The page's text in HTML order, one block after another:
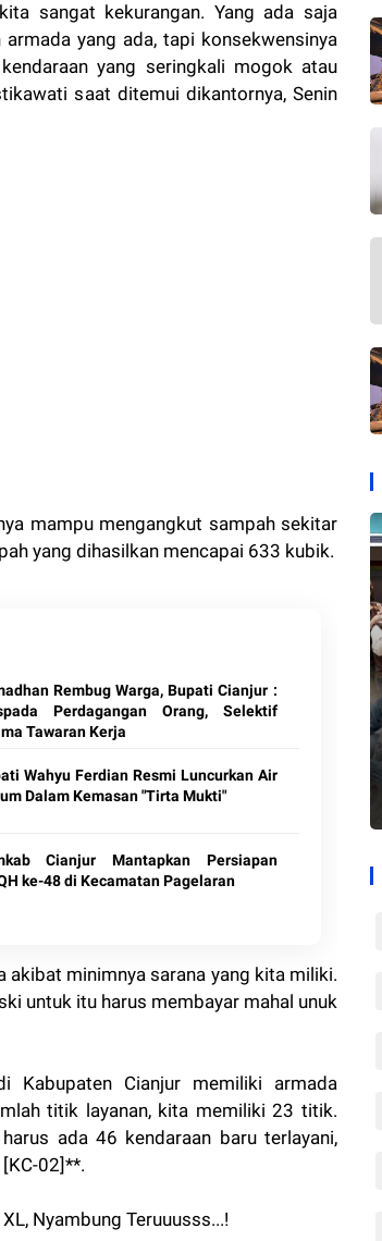
sangat kekurangan. Yang ada saja
yang ada, tapi konsekwensinya
yang seringkali mogok atau
saat ditemui dikantornya, Senin
mampu mengangkut sampah sekitar
yang dihasilkan mencapai 633 kubik.
Rembug Warga, Bupati Cianjur :
Perdagangan Orang, Selektif
Tawaran Kerja
Wahyu Ferdian Resmi Luncurkan Air
Dalam Kemasan "Tirta Mukti"
Cianjur Mantapkan Persiapan
ke-48 di Kecamatan Pagelaran
akibat minimnya sarana yang kita miliki.
untuk itu harus membayar mahal unuk
Kabupaten Cianjur memiliki armada
titik layanan, kita memiliki 23 titik.
ada 46 kendaraan baru terlayani,
02]**.
Nyambung Teruuusss...!